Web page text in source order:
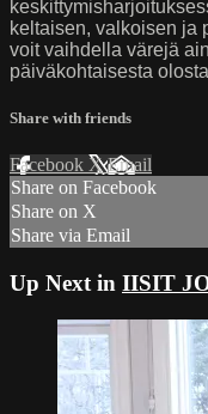
keltaisen, valkoisen ja
voit vaihdella värejä
päiväkohtaisesta
Share with friends
Facebook XEmail
Share on Facebook
Share on X
Share via Email
Up Next in IISIT